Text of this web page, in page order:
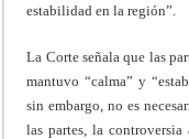
estabilidad en la región”.
La Corte señala que las
mantuvo “calma” y
sin embargo, no es
las partes, la controversia